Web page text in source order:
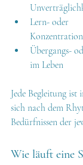
Lern- oder
Übergangs-
im Leben
Jede Begleitung
sich nach dem
Bedürfnissen der
Wie läuft eine